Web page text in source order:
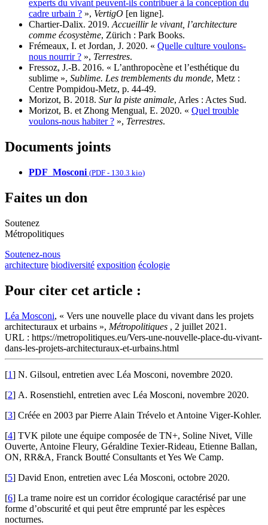
experts du vivant peuvent-ils contribuer à la conception du
cadre urbain ? », VertigO [en ligne].
Chartier-Dalix. 2019. Accueillir le vivant, l’architecture
comme écosystème, Zürich : Park Books.
Frémeaux, I. et Jordan, J. 2020. « Quelle culture voulons-
nous nourrir ? », Terrestres.
Fressoz, J.-B. 2016. « L’anthropocène et l’esthétique du
sublime », Sublime. Les tremblements du monde, Metz :
Centre Pompidou-Metz, p. 44-49.
Morizot, B. 2018. Sur la piste animale, Arles : Actes Sud.
Morizot, B. et Zhong Mengual, E. 2020. « Quel trouble
voulons-nous habiter ? », Terrestres.
Documents joints
PDF_Mosconi (PDF - 130.3 kio)
Faites un don
Soutenez
Métropolitiques
Soutenez-nous
architecture biodiversité exposition écologie
Pour citer cet article :
Léa Mosconi, « Vers une nouvelle place du vivant dans les projets
architecturaux et urbains », Métropolitiques , 2 juillet 2021.
URL : https://metropolitiques.eu/Vers-une-nouvelle-place-du-vivant-
dans-les-projets-architecturaux-et-urbains.html
[1] N. Gilsoul, entretien avec Léa Mosconi, novembre 2020.
[2] A. Rosenstiehl, entretien avec Léa Mosconi, novembre 2020.
[3] Créée en 2003 par Pierre Alain Trévelo et Antoine Viger-Kohler.
[4] TVK pilote une équipe composée de TN+, Soline Nivet, Ville
Ouverte, Antoine Fleury, Géraldine Texier-Rideau, Etienne Ballan,
ON, RR&A, Franck Boutté Consultants et Yes We Camp.
[5] David Enon, entretien avec Léa Mosconi, octobre 2020.
[6] La trame noire est un corridor écologique caractérisé par une
forme d’obscurité et qui peut être emprunté par les espèces
nocturnes.